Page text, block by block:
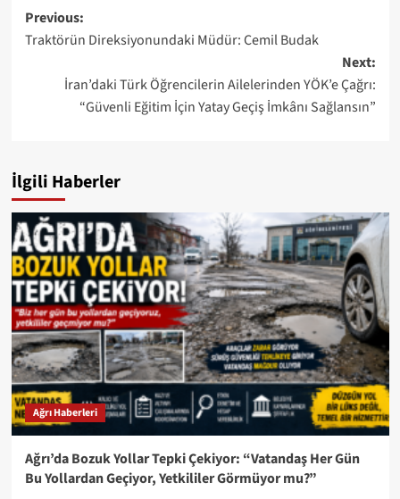
Post
navigation
Previous:
Traktörün Direksiyonundaki Müdür: Cemil Budak
Next:
İran’daki Türk Öğrencilerin Ailelerinden YÖK’e Çağrı:
“Güvenli Eğitim İçin Yatay Geçiş İmkânı Sağlansın”
İlgili Haberler
Ağrı Haberleri
Ağrı’da Bozuk Yollar Tepki Çekiyor: “Vatandaş Her Gün
Bu Yollardan Geçiyor, Yetkililer Görmüyor mu?”